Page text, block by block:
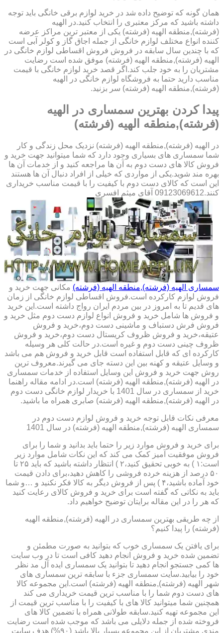
همان گونه که توضیح داده شد در خرید لوازم برقی خانگی باید توجه
داشته باشید که مرکز معتبری را انتخاب کنید.در الهیه
(فرشته),منطقه الهیه (فرشته) یکی از معتبر ترین مراکز عرضه
کننده انواع مختلف لوازم خانگی از جمله اجاق گاز و کولر آبی است
که با چندین سال سابقه در فروش فروش اقساطی لوازم خانگی در
الهیه (فرشته),منطقه الهیه (فرشته) موفق شده است رضایت
مشتریان را به خود جلب کند.اگر قصد خرید لوازم خانگی با قیمت
مناسب دارید حتما به فروشگاه لوازم خانگی در الهیه
(فرشته),منطقه الهیه (فرشته) سر بزنید.
پیدا کردن بهترین سمساری در الهیه
(فرشته),منطقه الهیه (فرشته)
در الهیه (فرشته),منطقه الهیه (فرشته) نزدیک محل زندگی و کار
شما سمساری های بسیاری وجود دارد که شما میتوانید جهت خرید و
فروش کالا های دست دوم به آن ها مراجعه کنید و از خدمات آن ها
بهره مند شوید.یکی از مواردی که خیلی از افراد دنبال آن ها هستند
این است که کالای دست دوم با کیفیت را با قیمت مناسب خریداری
کنند.09123069612 آقای میثم افسری
سمساری الهیه (فرشته),منطقه الهیه (فرشته) مکانی جهت خرید و
فروش لوازم کارکرده است.فروش اقساطی لوازم خانگی از زمان
های قدیم تا به امروز در بین مردم ایران رواج داشته است.این خرید
و فروش ها شامل خرید و فروش انواع لوازم دست دوم مثل خرید و
فروش فرش دستباف و ماشینی دست دوم،خرید و فروش
عتیقه،خرید و فروش ظروف کریستال دست دوم،خرید و فروش
ظروف چینی دست دوم و غیره است.در حالت کلی هر وسیله
کارکرده ای که قابل استفاده است قابل خرید و فروش هم می باشد
و وسایل عتیقه و کهنه بین این دسته جای می گیرند.معروف ترین
روش جهت خرید و فروش این وسایل استفاده از خدمات سمساری
در الهیه (فرشته),منطقه الهیه (فرشته) است.در ادامه مقاله راهنما
خرید از سمساری در سال 1401 با خریدار لوازم خانگی دست دوم
در الهیه (فرشته),منطقه الهیه (فرشته) صابری همراه ما باشید.
معرفی نکات قابل توجه خرید و فروش لوازم دست دوم در
سمساری الهیه (فرشته),منطقه الهیه (فرشته) در سال 1401
برای خرید و فروش موارد زیر را حتما باید بدانید و شما را برای
فروش موفقیت آمیز کمک می کند که این نکات شامل موارد زیر
است:۱ ) به خوبی تحقیق کنید،۲ ) انتظار داشته باشید که باید ۲۵ تا
۵۰ درصد از هزینه خرده فروشی را کاهش دهید،برای دادن قیمت
خود آماده باشید،۴ ) پس از فروش دیگر به کالا فکر نکنید و …و شما
باید به نکاتی که گفته است برای خرید و فروش کالای رعایت کنید
که هر را در این مقاله برایتان توضیح خواهیم داد.
از چه طریقی بهترین سمساری در الهیه (فرشته),منطقه الهیه
(فرشته) را پیدا کنیم؟
برای یافتن یک سمساری خوب که بتوانید به صورت مطمئن و
تضمین شده خرید و فروش انجام دهید کافی است تا در وب سایت
ها کمی جستجو انجام دهید تا بتوانید یک سمساری ایده آل مد نظر
خود را بیابید.سایت سمساری جزء با سابقه ترین سمساری های
شهر الهیه (فرشته),منطقه الهیه (فرشته) است.این مجموعه کالا
های دست دوم شما را با مناسب ترین قیمت خریداری می کند
همچنین شما میتوانید کالا های با کیفیت را با مناسب ترین قیمت از
این مجموعه تهیه کنید.سابقه طولانی همراه با تضمین کالا های
فروخته شده از جمله دلایلی می باشد که موجب شده است رضایت
مندی مشتریان از این مجموعه بسیار بالا باشد (۹۰%) هدف سایت